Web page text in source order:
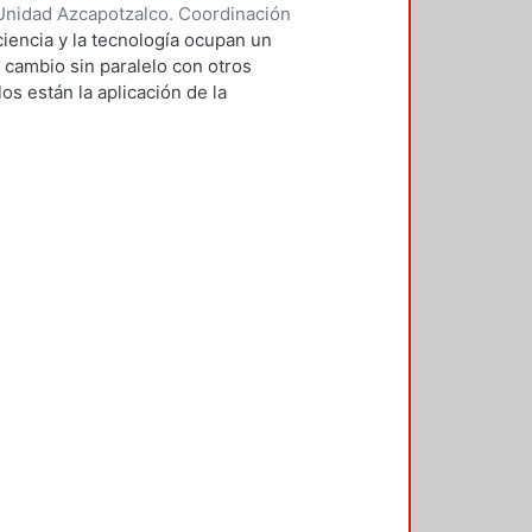
de los granos GM. De
Aduanero de México (SAM)
de la economía
creación de capacidades
Azcapotzalco. Coordinación
HILDA IRENE
y la tecnología ocupan un
sin paralelo con otros
están la aplicación de la